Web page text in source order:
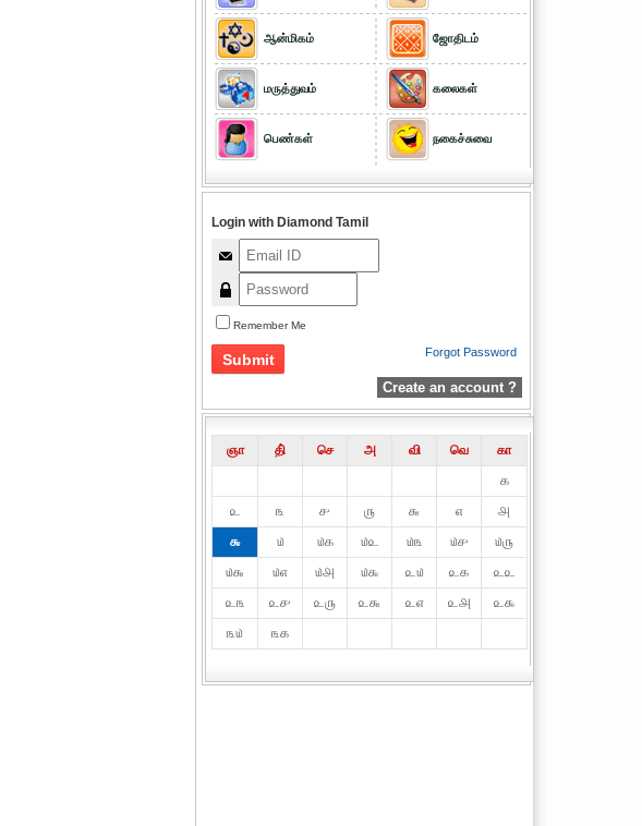
ஆன்மிகம்
மருத்துவம்
பெண்கள்
ஜோதிடம்
கலைகள்
நகைச்சுவை
Login with Diamond Tamil
Remember Me
Forgot Password
Create an account ?
ஞா தி் செ அ வி வெ
கா
௧
௨
௩ ௪ ௫ ௬ ௭
௮
௯
௰ ௰௧ ௰௨ ௰௩ ௰௪
௰௫
௰௬
௰௭ ௰௮ ௰௯ ௨௰ ௨௧
௨௨
௨௩
௨௪ ௨௫ ௨௬ ௨௭ ௨௮
௨௯
௩௰
௩௧